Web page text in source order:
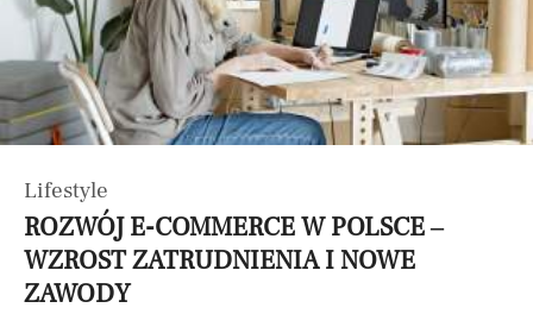
Lifestyle
ROZWÓJ E-COMMERCE W POLSCE –
WZROST ZATRUDNIENIA I NOWE
ZAWODY